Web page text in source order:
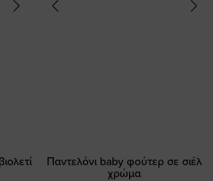
Παντελόνι baby φούτερ σε σιέλ
χρώμα